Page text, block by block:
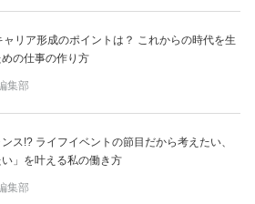
ャリア形成のポイントは？ これからの時代を生
めの仕事の作り方
集部
ス!? ライフイベントの節目だから考えたい、
い」を叶える私の働き方
集部